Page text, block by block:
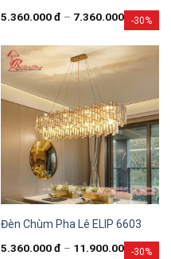
-30%
5.360.000đ – 7.360.000
-30%
Đèn Chùm Pha Lê ELIP 6603
5.360.000đ – 11.900.000 đ